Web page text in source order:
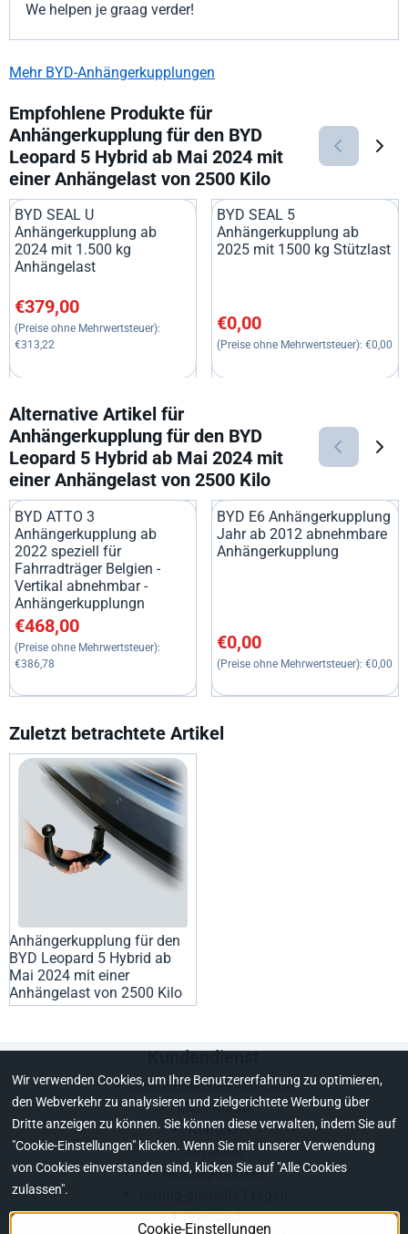
We helpen je graag verder!
Mehr BYD-Anhängerkupplungen
Empfohlene Produkte für
Anhängerkupplung für den BYD
Leopard 5 Hybrid ab Mai 2024 mit
einer Anhängelast von 2500 Kilo
BYD SEAL U
Anhängerkupplung ab
2024 mit 1.500 kg
Anhängelast
Preis: 379,00, ohne MwSt.: 313,22
€379,00
(Preise ohne Mehrwertsteuer):
€313,22
BYD SEAL 5
Anhängerkupplung ab
2025 mit 1500 kg Stützlast
Preis: 0,00, ohne MwSt.: 0,00
€0,00
(Preise ohne Mehrwertsteuer): €0,00
Alternative Artikel für
Anhängerkupplung für den BYD
Leopard 5 Hybrid ab Mai 2024 mit
einer Anhängelast von 2500 Kilo
BYD ATTO 3
Anhängerkupplung ab
2022 speziell für
Fahrradträger Belgien -
Vertikal abnehmbar -
Anhängerkupplungn
Preis: 468,00, ohne MwSt.: 386,78
€468,00
(Preise ohne Mehrwertsteuer):
€386,78
BYD E6 Anhängerkupplung
Jahr ab 2012 abnehmbare
Anhängerkupplung
Preis: 0,00, ohne MwSt.: 0,00
€0,00
(Preise ohne Mehrwertsteuer): €0,00
Zuletzt betrachtete Artikel
Anhängerkupplung für den
BYD Leopard 5 Hybrid ab
Mai 2024 mit einer
Anhängelast von 2500 Kilo
Kundendienst
Mehrwertsteuerfreie Käufe
Mein Konto
Kontakt
Bezahlen
Montagepartner
Versand
Wir verwenden Cookies, um Ihre Benutzererfahrung zu optimieren,
den Webverkehr zu analysieren und zielgerichtete Werbung über
Dritte anzeigen zu können. Sie können diese verwalten, indem Sie auf
"Cookie-Einstellungen" klicken. Wenn Sie mit unserer Verwendung
von Cookies einverstanden sind, klicken Sie auf "Alle Cookies
zulassen".
Cookie-Einstellungen